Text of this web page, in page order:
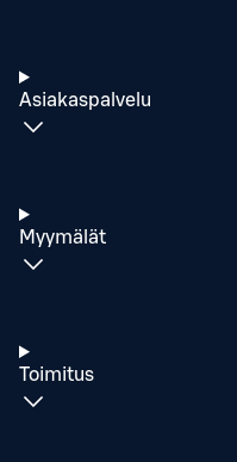
Asiakaspalvelu
Myymälät
Toimitus